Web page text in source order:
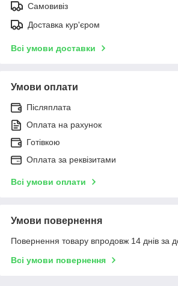
Самовивіз
Доставка кур'єром
Всі умови доставки
Умови оплати
Післяплата
Оплата на рахунок
Готівкою
Оплата за реквізитами
Всі умови оплати
Умови повернення
Повернення товару впродовж 14 днів за
Всі умови повернення